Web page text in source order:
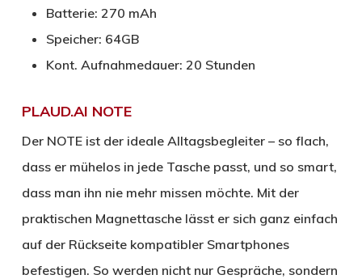
Batterie: 270 mAh
Speicher: 64GB
Kont. Aufnahmedauer: 20 Stunden
PLAUD.AI NOTE
Der NOTE ist der ideale Alltagsbegleiter – so flach,
dass er mühelos in jede Tasche passt, und so smart,
dass man ihn nie mehr missen möchte. Mit der
praktischen Magnettasche lässt er sich ganz einfach
auf der Rückseite kompatibler Smartphones
befestigen. So werden nicht nur Gespräche, sondern